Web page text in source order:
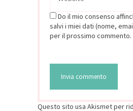
Do il mio consenso
salvi i miei dati (nome,
per il prossimo commento.
Questo sito usa Akismet per